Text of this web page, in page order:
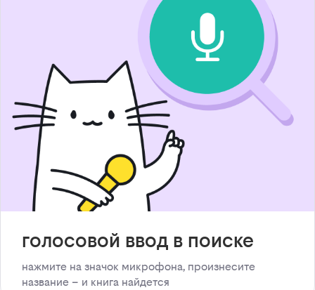
голосовой ввод в поиске
нажмите на значок микрофона, произнесите
название – и книга найдется